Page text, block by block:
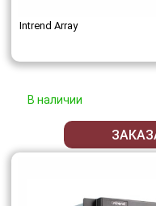
Intrend Array
В наличии